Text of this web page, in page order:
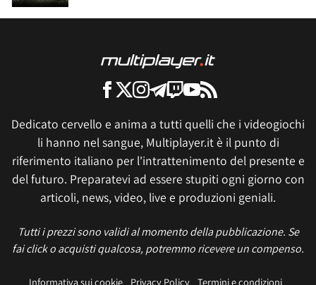
Dedicato cervello e anima a tutti quelli che i videogiochi
li hanno nel sangue, Multiplayer.it è il punto di
riferimento italiano per l'intrattenimento del presente e
del futuro. Preparatevi ad essere stupiti ogni giorno con
articoli, news, video, live e produzioni geniali.
Tutti i prezzi sono validi al momento della pubblicazione. Se
fai click o acquisti qualcosa, potremmo ricevere un compenso.
Informativa sui cookie Privacy Policy Termini e condizioni